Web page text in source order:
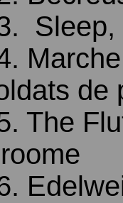
Sleep,
de
The